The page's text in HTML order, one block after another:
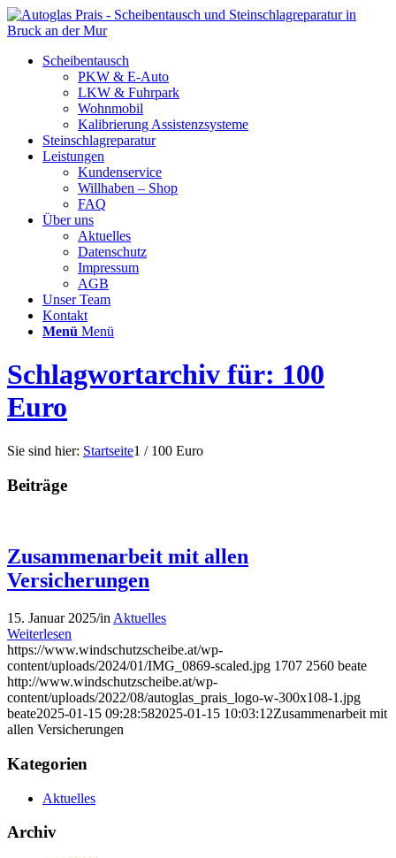
Scheibentausch
PKW & E-Auto
LKW & Fuhrpark
Wohnmobil
Kalibrierung Assistenzsysteme
Steinschlagreparatur
Leistungen
Kundenservice
Willhaben – Shop
FAQ
Über uns
Aktuelles
Datenschutz
Impressum
AGB
Unser Team
Kontakt
Menü Menü
Schlagwortarchiv für: 100
Euro
Sie sind hier: Startseite1 / 100 Euro
Beiträge
Zusammenarbeit mit allen
Versicherungen
15. Januar 2025/in Aktuelles
Weiterlesen
https://www.windschutzscheibe.at/wp-
content/uploads/2024/01/IMG_0869-scaled.jpg 1707 2560 beate
http://www.windschutzscheibe.at/wp-
content/uploads/2022/08/autoglas_prais_logo-w-300x108-1.jpg
beate2025-01-15 09:28:582025-01-15 10:03:12Zusammenarbeit mit
allen Versicherungen
Kategorien
Aktuelles
Archiv